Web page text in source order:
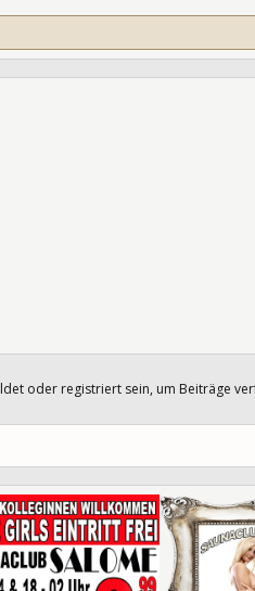
oder registriert sein, um Beiträge